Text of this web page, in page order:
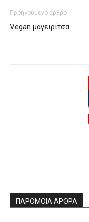
Προηγούμενο άρθρο
Vegan μαγειρίτσα
ΠΑΡΟΜΟΙΑ ΑΡΘΡΑ